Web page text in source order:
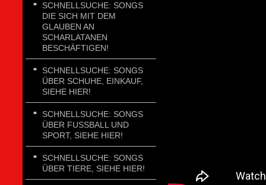
SCHNELLSUCHE: SONGS
DIE SICH MIT DEM
GLAUBEN AN
SCHARLATANEN
BESCHÄFTIGEN!
SCHNELLSUCHE: SONGS
ÜBER SCHUHE, EINKAUF,
SIEHE HIER!
SCHNELLSUCHE: SONGS
ÜBER FUSSBALL UND
SPORT, SIEHE HIER!
SCHNELLSUCHE: SONGS
ÜBER TIERE, SIEHE HIER!